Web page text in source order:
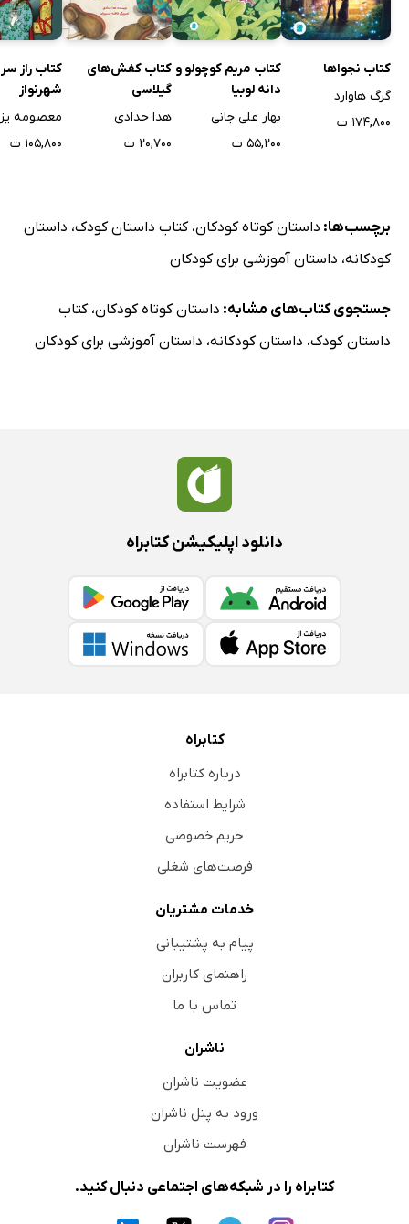
کتاب نجواها
گرگ هاوارد
۱۷۴,۸۰۰ ت
کتاب مریم کوچولو و
دانه لوبیا
بهار علی جانی
۵۵,۲۰۰ ت
کتاب کفش‌های
گیلاسی
هدا حدادی
۲۰,۷۰۰ ت
کتاب راز
شهرنواز
معصومه
۱۰۵,۸۰۰ ت
برچسب‌ها: داستان کوتاه کودکان،کتاب داستان کودک، داستان
کودکانه، داستان آموزشی برای کودکان
جستجوی کتاب‌های مشابه: داستان کوتاه کودکان،کتاب
داستان کودک، داستان کودکانه، داستان آموزشی برای کودکان
دانلود اپلیکیشن کتابراه
کتابراه
درباره کتابراه
شرایط استفاده
حریم خصوصی
فرصت‌های شغلی
خدمات مشتریان
پیام به پشتیبانی
راهنمای کاربران
تماس با ما
ناشران
عضویت ناشران
ورود به پنل ناشران
فهرست ناشران
کتابراه را در شبکه‌های اجتماعی دنبال کنید.